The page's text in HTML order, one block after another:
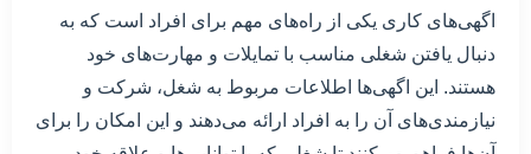
اگهی‌های کاری یکی از راه‌های مهم برای افراد است که به
دنبال یافتن شغلی مناسب با تمایلات و مهارت‌های خود
هستند. این اگهی‌ها اطلاعات مربوط به شغل، شرکت و
نیازمندی‌های آن را به افراد ارائه می‌دهند و این امکان را برای